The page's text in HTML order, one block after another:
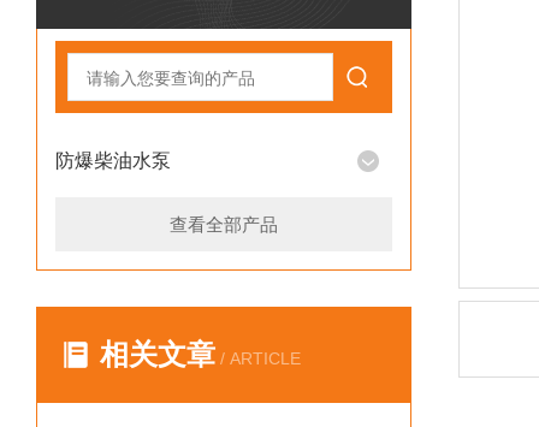
防爆柴油水泵
查看全部产品
相关文章 / ARTICLE